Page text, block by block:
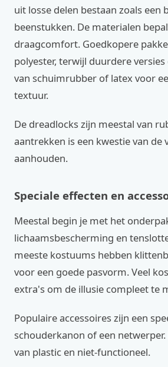
uit losse delen bestaan zoals een
beenstukken. De materialen
draagcomfort. Goedkopere
polyester, terwijl duurdere
van schuimrubber of latex voor
textuur.
De dreadlocks zijn meestal van
aantrekken is een kwestie van de
aanhouden.
Speciale effecten en
Meestal begin je met het
lichaamsbescherming en
meeste kostuums hebben
voor een goede pasvorm. Veel
extra's om de illusie compleet te
Populaire accessoires zijn een
schouderkanon of een
van plastic en niet-functioneel.